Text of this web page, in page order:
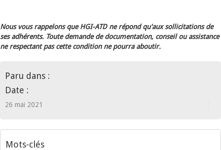
Nous vous rappelons que HGI-ATD ne répond qu'aux sollicitations de
ses adhérents. Toute demande de documentation, conseil ou assistance
ne respectant pas cette condition ne pourra aboutir.
Paru dans :
Date :
26 mai 2021
Mots-clés